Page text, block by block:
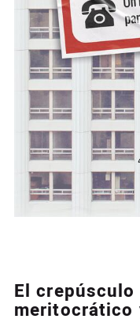
El
meritocrático